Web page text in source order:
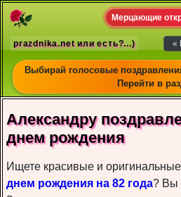
Мерцающие
prazdnika.net или есть?...) «
Выбирай голосовые
Перейти в
Александру
днeм рoждeния
Ищете красивые и
днем рождения на 82 года? Вы